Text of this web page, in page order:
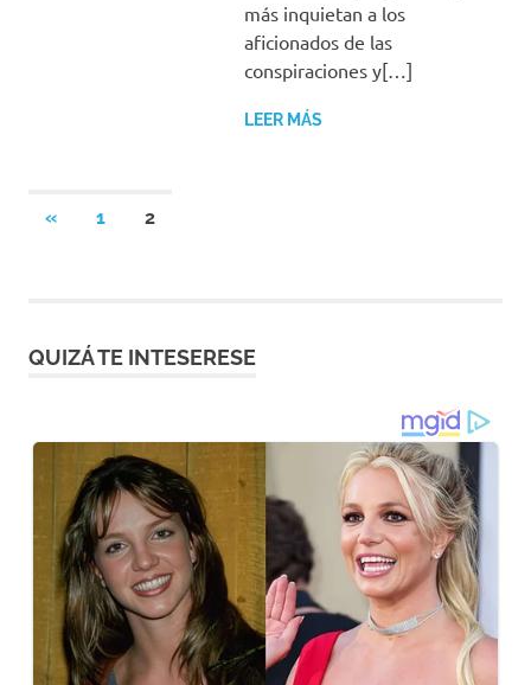
más inquietan a los
aficionados de las
conspiraciones y[…]
LEER MÁS
Paginación
«ENTRADAS
1 2
QUIZÁ TE INTESERESE